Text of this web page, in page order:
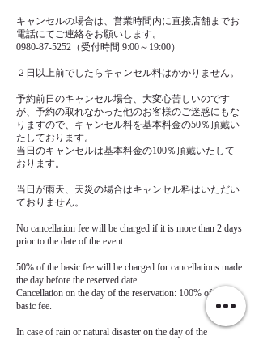
キャンセルの場合は、営業時間内に直接店舗までお
電話にてご連絡をお願いします。
0980-87-5252（受付時間 9:00～19:00）
２日以上前でしたらキャンセル料はかかりません。
予約前日のキャンセル場合、大変心苦しいのです
が、予約の取れなかった他のお客様のご迷惑にもな
りますので、キャンセル料を基本料金の50％頂戴い
たしております。
当日のキャンセルは基本料金の100％頂戴いたして
おります。
当日が雨天、天災の場合はキャンセル料はいただい
ておりません。
No cancellation fee will be charged if it is more than 2 days
prior to the date of the event.
50% of the basic fee will be charged for cancellations made
the day before the reserved date.
Cancellation on the day of the reservation: 100% of the
basic fee.
In case of rain or natural disaster on the day of the